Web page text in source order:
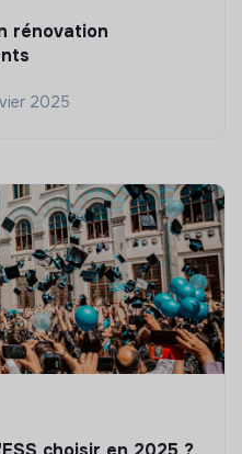
rénovation
2025